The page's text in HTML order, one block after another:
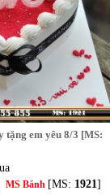
tặng em yêu 8/3 [MS:
MS Bánh [MS: 1921]